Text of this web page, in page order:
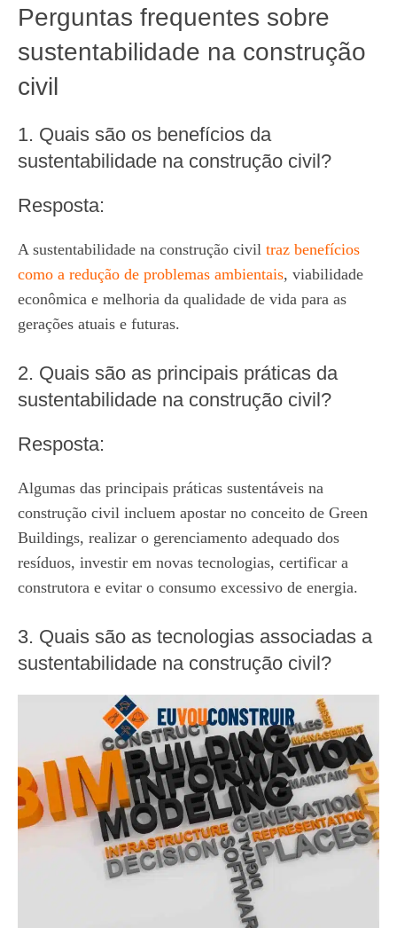
Perguntas frequentes sobre
sustentabilidade na construção
civil
1. Quais são os benefícios da
sustentabilidade na construção civil?
Resposta:
A sustentabilidade na construção civil traz benefícios
como a redução de problemas ambientais, viabilidade
econômica e melhoria da qualidade de vida para as
gerações atuais e futuras.
2. Quais são as principais práticas da
sustentabilidade na construção civil?
Resposta:
Algumas das principais práticas sustentáveis na
construção civil incluem apostar no conceito de Green
Buildings, realizar o gerenciamento adequado dos
resíduos, investir em novas tecnologias, certificar a
construtora e evitar o consumo excessivo de energia.
3. Quais são as tecnologias associadas a
sustentabilidade na construção civil?